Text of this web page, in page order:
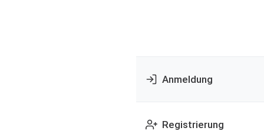
Anmeldung
Registrierung